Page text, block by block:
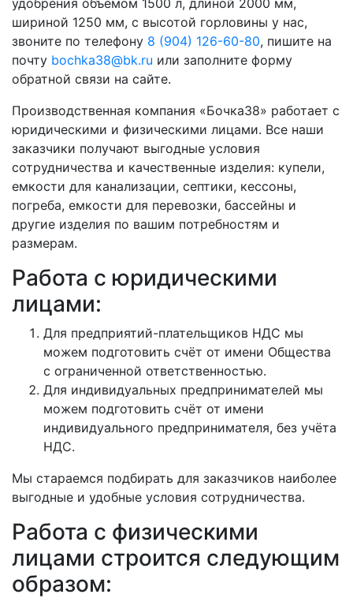
шириной 1250 мм, с высотой горловины у нас,
звоните по телефону 8 (904) 126-60-80, пишите на
почту bochka38@bk.ru или заполните форму
обратной связи на сайте.
Производственная компания «Бочка38» работает с
юридическими и физическими лицами. Все наши
заказчики получают выгодные условия
сотрудничества и качественные изделия: купели,
емкости для канализации, септики, кессоны,
погреба, емкости для перевозки, бассейны и
другие изделия по вашим потребностям и
размерам.
Работа с юридическими
лицами:
Для предприятий-плательщиков НДС мы
можем подготовить счёт от имени Общества
с ограниченной ответственностью.
Для индивидуальных предпринимателей мы
можем подготовить счёт от имени
индивидуального предпринимателя, без учёта
НДС.
Мы стараемся подбирать для заказчиков наиболее
выгодные и удобные условия сотрудничества.
Работа с физическими
лицами строится следующим
образом: